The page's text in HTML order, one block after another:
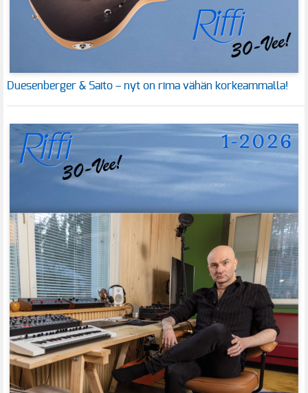
Duesenberger & Saito – nyt on rima vähän korkeammalla!